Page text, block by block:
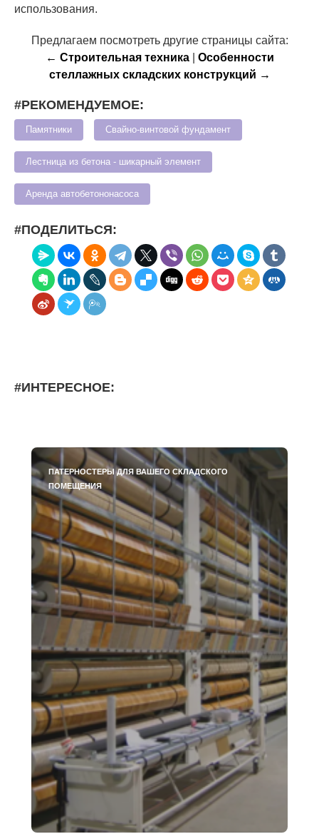
использования.
Предлагаем посмотреть другие страницы сайта:
← Строительная техника| Особенности
стеллажных складских конструкций →
#РЕКОМЕНДУЕМОЕ:
Памятники Свайно-винтовой фундамент
Лестница из бетона - шикарный элемент
Аренда автобетононасоса
#ПОДЕЛИТЬСЯ:
#ИНТЕРЕСНОЕ:
ПАТЕРНОСТЕРЫ ДЛЯ ВАШЕГО СКЛАДСКОГО
ПОМЕЩЕНИЯ